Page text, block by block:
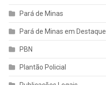
Pará de Minas
Pará de Minas em Destaque
PBN
Plantão Policial